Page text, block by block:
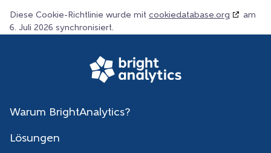
Diese Cookie-Richtlinie wurde mit cookiedatabase.org
am
6. Juli 2026 synchronisiert.
Warum BrightAnalytics?
Lösungen